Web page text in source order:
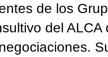
de los
del